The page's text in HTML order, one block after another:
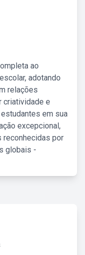
ao
adotando
relações
criatividade e
em sua
excepcional,
reconhecidas por
globais -